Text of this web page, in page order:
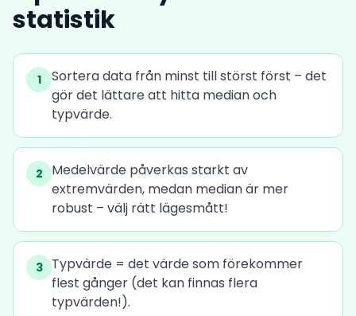
statistik
1
Sortera data från minst till störst först – det
gör det lättare att hitta median och
typvärde.
2
Medelvärde påverkas starkt av
extremvärden, medan median är mer
robust – välj rätt lägesmått!
3
Typvärde = det värde som förekommer
flest gånger (det kan finnas flera
typvärden!).